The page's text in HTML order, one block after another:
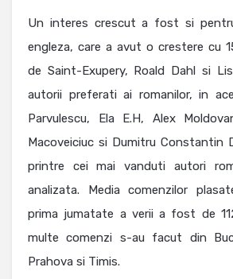
Un interes crescut a fost si
engleza, care a avut o crestere cu
de Saint-Exupery, Roald Dahl si
autorii preferati ai romanilor, in
Parvulescu, Ela E.H, Alex
Macoveiciuc si Dumitru Constantin
printre cei mai vanduti autori
analizata. Media comenzilor
prima jumatate a verii a fost de
multe comenzi s-au facut din
Prahova si Timis.